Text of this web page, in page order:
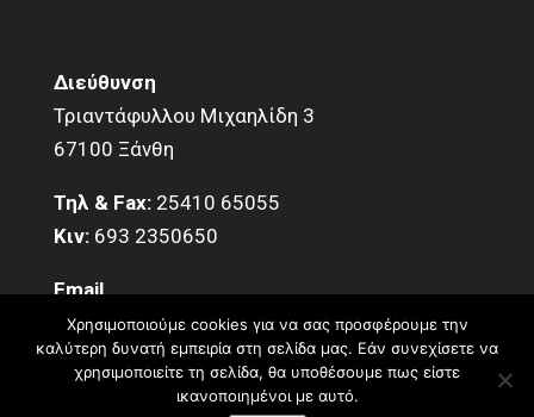
Διεύθυνση
Τριαντάφυλλου Μιχαηλίδη 3
67100 Ξάνθη
Τηλ & Fax:25410 65055
Κιν:693 2350650
Email
info@KentroDomisis.eu
Χρησιμοποιούμε cookies για να σας προσφέρουμε την
καλύτερη δυνατή εμπειρία στη σελίδα μας. Εάν συνεχίσετε να
χρησιμοποιείτε τη σελίδα, θα υποθέσουμε πως είστε
ικανοποιημένοι με αυτό.